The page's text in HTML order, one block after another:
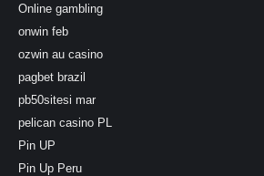
Online gambling
onwin feb
ozwin au casino
pagbet brazil
pb50sitesi mar
pelican casino PL
Pin UP
Pin Up Peru